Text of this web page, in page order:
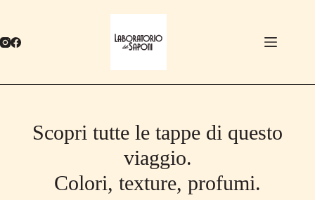
Scopri tutte le tappe di questo
viaggio.
Colori, texture, profumi.